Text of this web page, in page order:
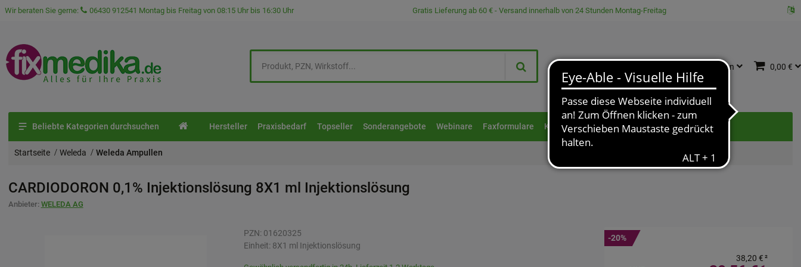
Wir beraten Sie gerne: 06430 912541 Montag bis Freitag von 08:15 Uhr bis 16:30 Uhr Gratis Lieferung ab 60 € - Versand innerhalb von 24 Stunden Montag-Freitag
Anmelden 0,00 €
Beliebte Kategorien durchsuchen Hersteller Praxisbedarf Topseller Sonderangebote Webinare Faxformulare Kontakt
Startseite Weleda Weleda Ampullen
CARDIODORON 0,1% Injektionslösung 8X1 ml Injektionslösung
Anbieter: WELEDA AG
PZN: 01620325
Einheit: 8X1 ml Injektionslösung
38,20 €²
-20%